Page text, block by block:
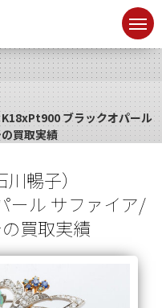
ブラックオパール
買取実績
暢子）
ール サファイア/
買取実績